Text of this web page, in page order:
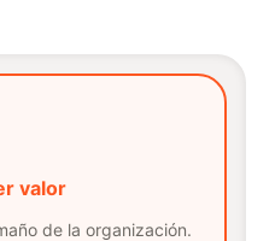
valor
de la organización.